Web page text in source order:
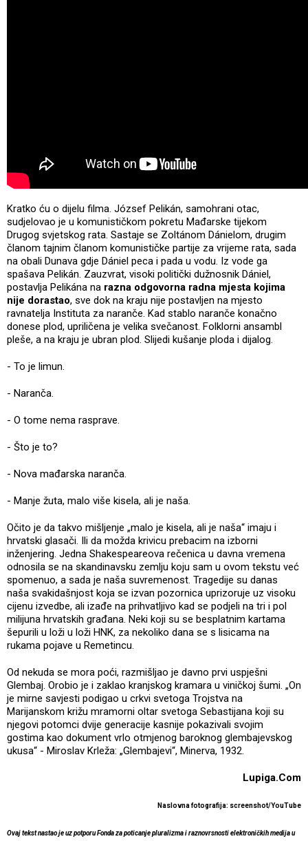
Kratko ću o dijelu filma. József Pelikán, samohrani otac,
sudjelovao je u komunističkom pokretu Mađarske tijekom
Drugog svjetskog rata. Sastaje se Zoltánom Dánielom, drugim
članom tajnim članom komunističke partije za vrijeme rata, sada
na obali Dunava gdje Dániel peca i pada u vodu. Iz vode ga
spašava Pelikán. Zauzvrat, visoki politički dužnosnik Dániel,
postavlja Pelikána na razna odgovorna radna mjesta kojima
nije dorastao, sve dok na kraju nije postavljen na mjesto
ravnatelja Instituta za naranče. Kad stablo naranče konačno
donese plod, upriličena je velika svečanost. Folklorni ansambl
pleše, a na kraju je ubran plod. Slijedi kušanje ploda i dijalog.
- To je limun.
- Naranča.
- O tome nema rasprave.
- Što je to?
- Nova mađarska naranča.
- Manje žuta, malo više kisela, ali je naša.
Očito je da takvo mišljenje „malo je kisela, ali je naša“ imaju i
hrvatski glasači. Ili da možda krivicu prebacim na izborni
inženjering. Jedna Shakespeareova rečenica u davna vremena
odnosila se na skandinavsku zemlju koju sam u ovom tekstu već
spomenuo, a sada je naša suvremenost. Tragedije su danas
naša svakidašnjost koja se izvan pozornica uprizoruje uz visoku
cijenu izvedbe, ali izađe na prihvatljivo kad se podjeli na tri i pol
milijuna hrvatskih građana. Neki koji su se besplatnim kartama
šepurili u loži u loži HNK, za nekoliko dana se s lisicama na
rukama pojave u Remetincu.
Od nekuda se mora poći, razmišljao je davno prvi uspješni
Glembaj. Orobio je i zaklao kranjskog kramara u viničkoj šumi. „On
je mirne savjesti podigao u crkvi svetoga Trojstva na
Marijanskom križu mramorni oltar svetoga Sebastijana koji su
njegovi potomci dvije generacije kasnije pokazivali svojim
gostima kao dokument vrlo otmjenog baroknog glembajevskog
ukusa“ - Miroslav Krleža: „Glembajevi“, Minerva, 1932.
Lupiga.Com
Naslovna fotografija: screenshot/YouTube
Ovaj tekst nastao je uz potporu Fonda za poticanje pluralizma i raznovrsnosti elektroničkih medija u